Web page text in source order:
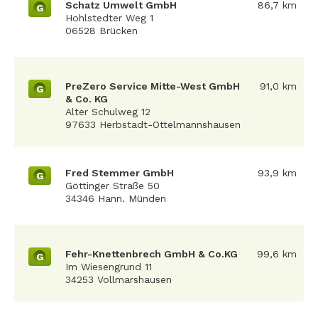
G
Schatz Umwelt GmbH
Hohlstedter Weg 1
06528 Brücken
86,7 km
G
PreZero Service Mitte-West GmbH
& Co. KG
Alter Schulweg 12
97633 Herbstadt-Ottelmannshausen
91,0 km
G
Fred Stemmer GmbH
Göttinger Straße 50
34346 Hann. Münden
93,9 km
G
Fehr-Knettenbrech GmbH & Co.KG
Im Wiesengrund 11
34253 Vollmarshausen
99,6 km